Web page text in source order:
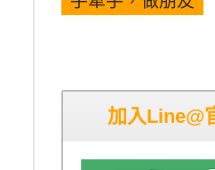
加入Line@